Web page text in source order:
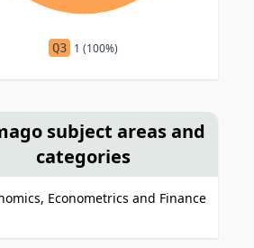
Q3 1 (100%)
subject areas and
categories
Econometrics and Finance